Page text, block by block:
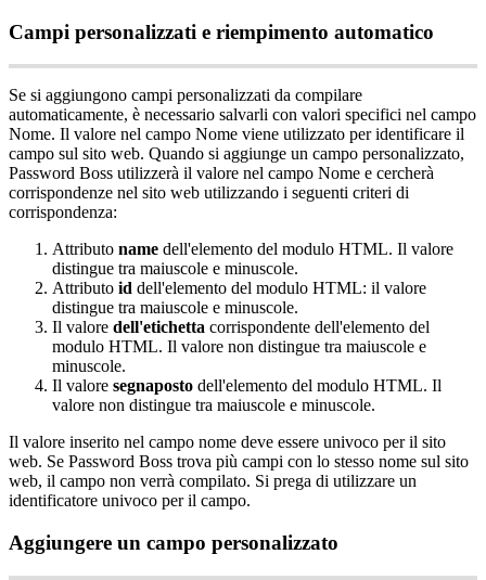
Campi personalizzati e riempimento automatico
Se si aggiungono campi personalizzati da compilare
automaticamente, è necessario salvarli con valori specifici nel campo
Nome. Il valore nel campo Nome viene utilizzato per identificare il
campo sul sito web. Quando si aggiunge un campo personalizzato,
Password Boss utilizzerà il valore nel campo Nome e cercherà
corrispondenze nel sito web utilizzando i seguenti criteri di
corrispondenza:
Attributo name dell'elemento del modulo HTML. Il valore
distingue tra maiuscole e minuscole.
Attributo id dell'elemento del modulo HTML: il valore
distingue tra maiuscole e minuscole.
Il valore dell'etichetta corrispondente dell'elemento del
modulo HTML. Il valore non distingue tra maiuscole e
minuscole.
Il valore segnaposto dell'elemento del modulo HTML. Il
valore non distingue tra maiuscole e minuscole.
Il valore inserito nel campo nome deve essere univoco per il sito
web. Se Password Boss trova più campi con lo stesso nome sul sito
web, il campo non verrà compilato. Si prega di utilizzare un
identificatore univoco per il campo.
Aggiungere un campo personalizzato